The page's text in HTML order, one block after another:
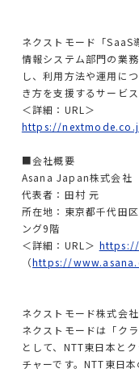
ネクストモード「SaaS
情報システム部門の業
し、利用方法や運用に
き方を支援するサービス
＜詳細：URL＞
https://
■会社概要
Asana Japan株式会社
代表者：田村 元
所在地：東京都千代田
ング9階
＜詳細：URL＞
（https://
ネクストモード株式会
ネクストモードは「ク
として、NTT東日本と
チャーです。NTT東日